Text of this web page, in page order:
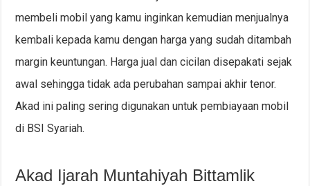
membeli mobil yang kamu inginkan kemudian menjualnya
kembali kepada kamu dengan harga yang sudah ditambah
margin keuntungan. Harga jual dan cicilan disepakati sejak
awal sehingga tidak ada perubahan sampai akhir tenor.
Akad ini paling sering digunakan untuk pembiayaan mobil
di BSI Syariah.
Akad Ijarah Muntahiyah Bittamlik